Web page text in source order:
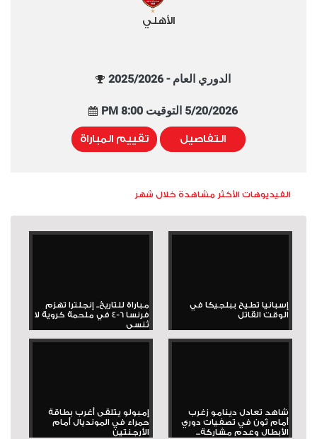
الأهلي
الدوري العام - 2025/2026
5/20/2026 التوقيت 8:00 PM
التفاصيل تقييم المباراة
الفيديوهات الأكثر مشاهدة خلال شهر
إسبانيا تطيح ببلجيكا في
الوقت القاتل
مباراة للتاريخ.. إنجلترا تهزم
فرنسا 6-4 في ملحمة كروية لا
تُنسى
شاهد تعادل دينامو زغرب
أمام ثون في تصفيات دوري
الأبطال وعدم مشاركة...
إمبولو يتلقى أغرب بطاقة
حمراء في المونديال أمام
الأرجنتين